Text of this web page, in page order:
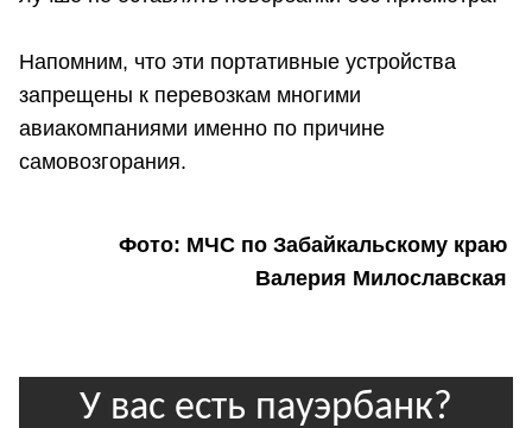
Напомним, что эти портативные устройства
запрещены к перевозкам многими
авиакомпаниями именно по причине
самовозгорания.
Фото: МЧС по Забайкальскому краю
Валерия Милославская